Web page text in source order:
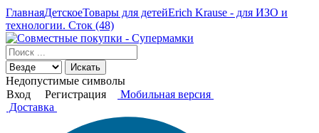
ГлавнаяДетскоеТовары для детейErich Krause - для ИЗО и
технологии. Сток (48)
Искать
Недопустимые символы
Вход
Регистрация
Мобильная версия
Доставка